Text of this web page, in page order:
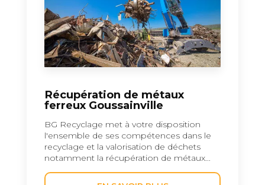
Récupération de métaux
ferreux Goussainville
BG Recyclage met à votre disposition
l'ensemble de ses compétences dans le
recyclage et la valorisation de déchets
notamment la récupération de métaux...